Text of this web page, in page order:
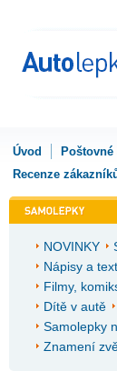
Úvod Poštovné
Recenze
NOVINKY
Nápisy a
Filmy,
Dítě v autě
Samolepky
Znamení